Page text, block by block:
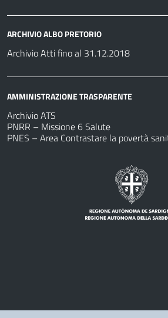
ARCHIVIO ALBO PRETORIO
Archivio Atti fino al 31.12.2018
AMMINISTRAZIONE TRASPARENTE
Archivio ATS
PNRR – Missione 6 Salute
PNES – Area Contrastare la povertà